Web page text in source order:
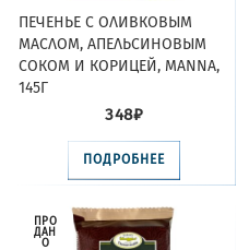
ПЕЧЕНЬЕ С ОЛИВКОВЫМ
МАСЛОМ, АПЕЛЬСИНОВЫМ
СОКОМ И КОРИЦЕЙ, MANNA,
145Г
348₽
ПОДРОБНЕЕ
ПРО
ДАН
О